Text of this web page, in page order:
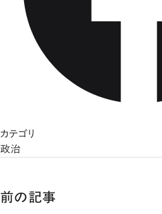
カテゴリ
政治
前の記事